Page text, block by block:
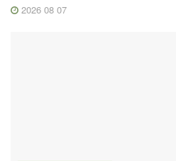
2026 08 07